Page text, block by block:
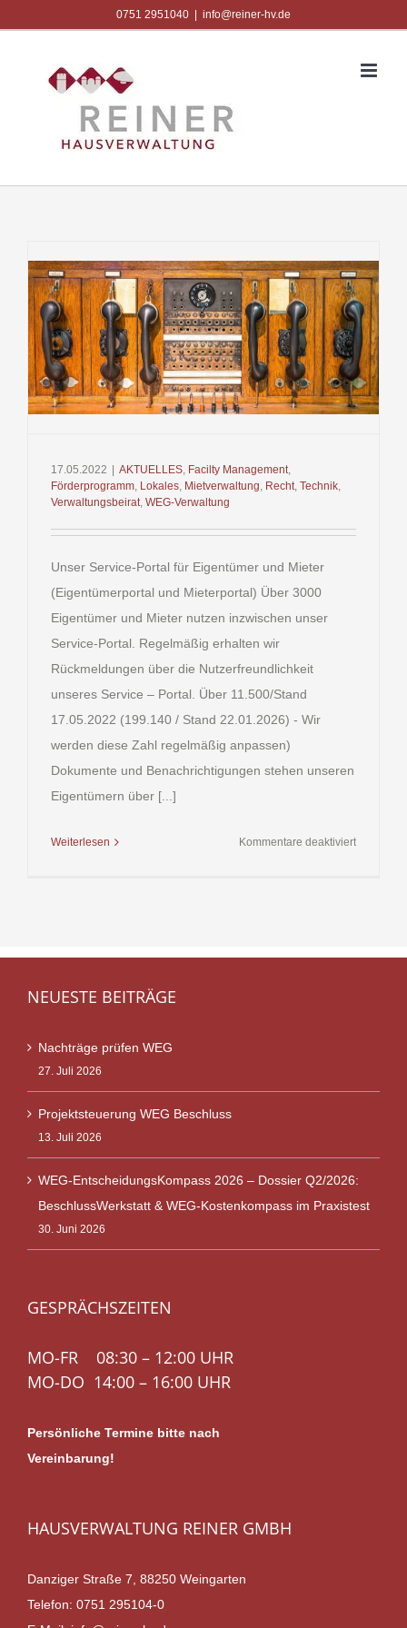
0751 2951040 info@reiner-hv.de
17.05.2022 AKTUELLES, Facilty Management,
Förderprogramm, Lokales, Mietverwaltung, Recht, Technik,
Verwaltungsbeirat, WEG-Verwaltung
Unser Service-Portal für Eigentümer und Mieter
(Eigentümerportal und Mieterportal) Über 3000
Eigentümer und Mieter nutzen inzwischen unser
Service-Portal. Regelmäßig erhalten wir
Rückmeldungen über die Nutzerfreundlichkeit
unseres Service – Portal. Über 11.500/Stand
17.05.2022 (199.140 / Stand 22.01.2026) - Wir
werden diese Zahl regelmäßig anpassen)
Dokumente und Benachrichtigungen stehen unseren
Eigentümern über [...]
Weiterlesen Kommentare deaktiviertfür
NEUESTE BEITRÄGE
Nachträge prüfen WEG
27. Juli 2026
Projektsteuerung WEG Beschluss
13. Juli 2026
WEG-EntscheidungsKompass 2026 – Dossier Q2/2026:
BeschlussWerkstatt & WEG-Kostenkompass im Praxistest
30. Juni 2026
GESPRÄCHSZEITEN
MO-FR 08:30 – 12:00 UHR
MO-DO 14:00 – 16:00 UHR
Persönliche Termine bitte nach
Vereinbarung!
HAUSVERWALTUNG REINER GMBH
Danziger Straße 7, 88250 Weingarten
Telefon: 0751 295104-0